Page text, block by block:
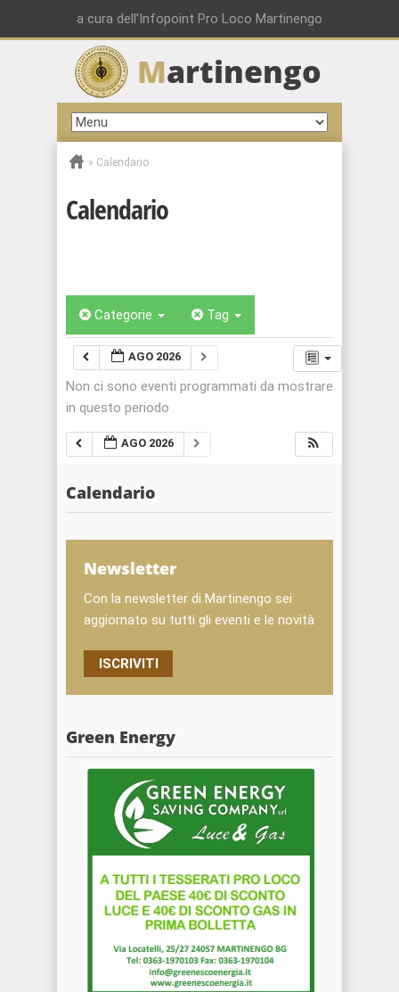
a cura dell'Infopoint Pro Loco Martinengo
Martinengo
» Calendario
Calendario
Categorie Tag
AGO 2026
Non ci sono eventi programmati da mostrare
in questo periodo
AGO 2026
Calendario
Newsletter
Con la newsletter di Martinengo sei
aggiornato su tutti gli eventi e le novità
ISCRIVITI
Green Energy